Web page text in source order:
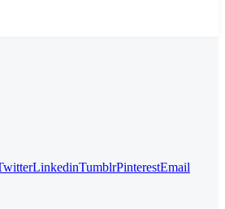
LinkedinTumblrPinterestEmail